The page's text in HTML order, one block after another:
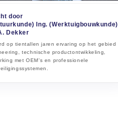
door
Ing. (Werktuigbouwkunde)
Dekker
op tientallen jaren ervaring op het gebied
technische productontwikkeling,
met OEM’s en professionele